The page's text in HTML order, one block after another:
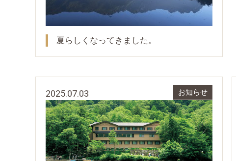
夏らしくなってきました。
2025.07.03 お知らせ